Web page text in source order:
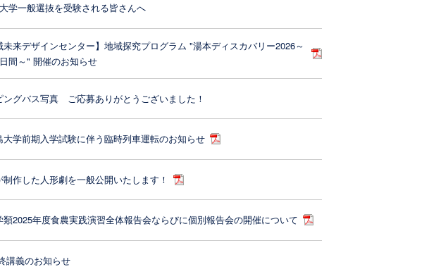
学一般選抜を受験される皆さんへ
未来デザインセンター】地域探究プログラム "湯本ディスカバリー2026～
間～" 開催のお知らせ
ングバス写真 ご応募ありがとうございました！
大学前期入学試験に伴う臨時列車運転のお知らせ
作した人形劇を一般公開いたします！
2025年度食農実践演習全体報告会ならびに個別報告会の開催について
講義のお知らせ